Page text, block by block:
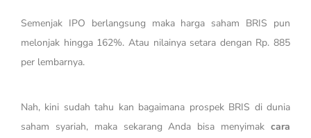
Semenjak IPO berlangsung maka harga saham BRIS pun
melonjak hingga 162%. Atau nilainya setara dengan Rp. 885
per lembarnya.
Nah, kini sudah tahu kan bagaimana prospek BRIS di dunia
saham syariah, maka sekarang Anda bisa menyimak cara